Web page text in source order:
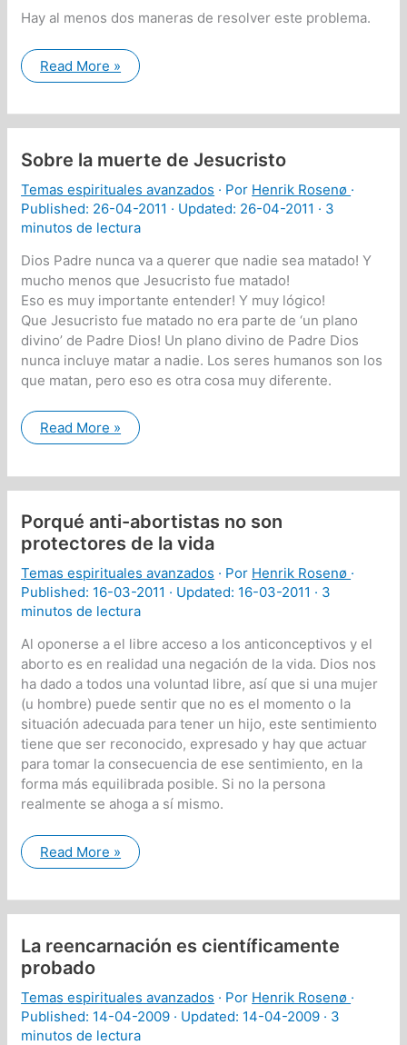
Hay al menos dos maneras de resolver este problema.
Una
forma
y
adecuada
elegir
Read More »
Sobre la muerte de Jesucristo
Temas espirituales avanzados · Por Henrik Rosenø ·
Published: 26-04-2011 · Updated: 26-04-2011 · 3
minutos de lectura
Dios Padre nunca va a querer que nadie sea matado! Y
mucho menos que Jesucristo fue matado!
Eso es muy importante entender! Y muy lógico!
Que Jesucristo fue matado no era parte de ‘un plano
divino’ de Padre Dios! Un plano divino de Padre Dios
nunca incluye matar a nadie. Los seres humanos son los
que matan, pero eso es otra cosa muy diferente.
Sobre
la
Jesucristo
Read More »
Porqué anti-abortistas no son
protectores de la vida
Temas espirituales avanzados · Por Henrik Rosenø ·
Published: 16-03-2011 · Updated: 16-03-2011 · 3
minutos de lectura
Al oponerse a el libre acceso a los anticonceptivos y el
aborto es en realidad una negación de la vida. Dios nos
ha dado a todos una voluntad libre, así que si una mujer
(u hombre) puede sentir que no es el momento o la
situación adecuada para tener un hijo, este sentimiento
tiene que ser reconocido, expresado y hay que actuar
para tomar la consecuencia de ese sentimiento, en la
forma más equilibrada posible. Si no la persona
realmente se ahoga a sí mismo.
Porqué
anti-
son
protectores
la
vida
Read More »
La reencarnación es científicamente
probado
Temas espirituales avanzados · Por Henrik Rosenø ·
Published: 14-04-2009 · Updated: 14-04-2009 · 3
minutos de lectura